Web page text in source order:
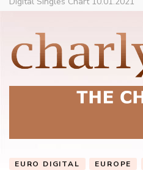
EURO DIGITAL EUROPE